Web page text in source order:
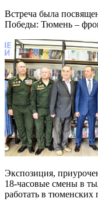
Встреча была
Победы: Тюмень –
Экспозиция,
18-часовые смены в
работать в